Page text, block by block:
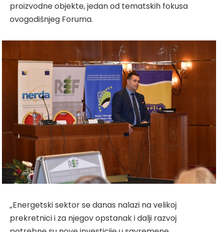
proizvodne objekte, jedan od tematskih fokusa
ovogodišnjeg Foruma.
„Energetski sektor se danas nalazi na velikoj
prekretnici i za njegov opstanak i dalji razvoj